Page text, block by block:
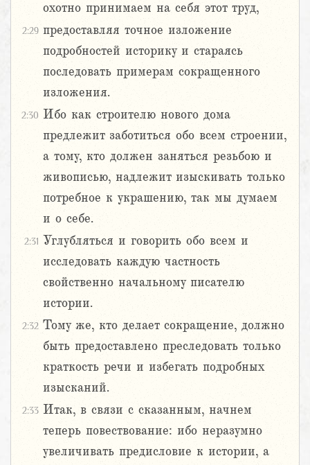
охотно принимаем на себя этот труд,
2:29 предоставляя точное изложение
подробностей историку и стараясь
последовать примерам сокращенного
изложения.
2:30 Ибо как строителю нового дома
предлежит заботиться обо всем строении,
а тому, кто должен заняться резьбою и
живописью, надлежит изыскивать только
потребное к украшению, так мы думаем
и о себе.
2:31
Углубляться и говорить обо всем и
исследовать каждую частность
свойственно начальному писателю
истории.
2:32 Тому же, кто делает сокращение, должно
быть предоставлено преследовать только
краткость речи и избегать подробных
изысканий.
2:33 Итак, в связи с сказанным, начнем
теперь повествование: ибо неразумно
увеличивать предисловие к истории, а